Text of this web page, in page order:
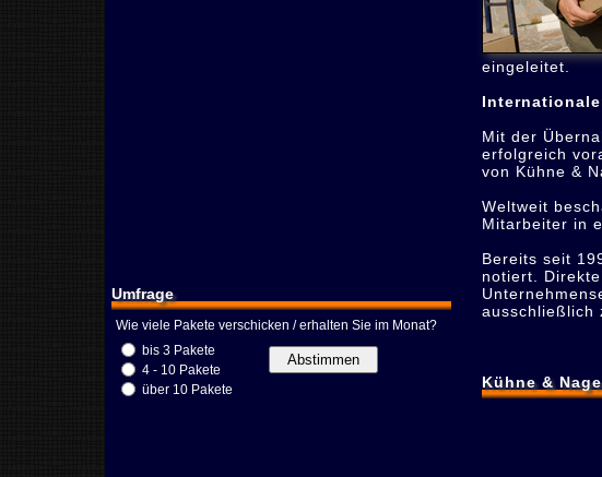
Umfrage
Wie viele Pakete verschicken / erhalten Sie im Monat?
bis 3 Pakete
4 - 10 Pakete
über 10 Pakete
eingeleitet.
Mit der
erfolgreich
von Kühne &
Weltweit
Mitarbeiter in
Bereits seit
notiert.
ausschließlich
Kühne &